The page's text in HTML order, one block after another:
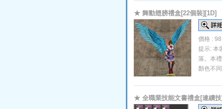
★ 舞動翅膀禮盒[22個裝][1D]
價格 :
提示: 本
落。本
顏色不
★ 全職業技能文書禮盒[連續